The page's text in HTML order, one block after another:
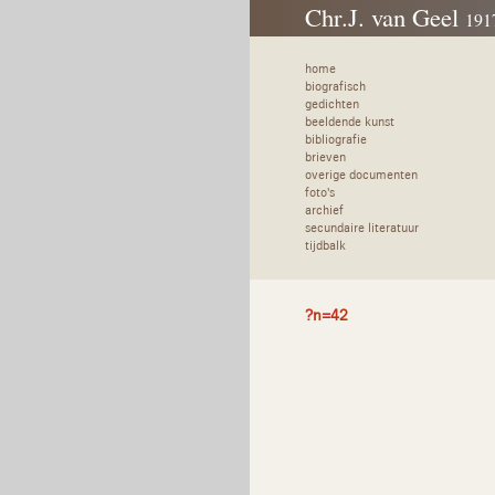
Chr.J. van Geel
home
biografisch
gedichten
beeldende kunst
bibliografie
brieven
overige documenten
foto's
archief
secundaire literatuur
tijdbalk
?n=42